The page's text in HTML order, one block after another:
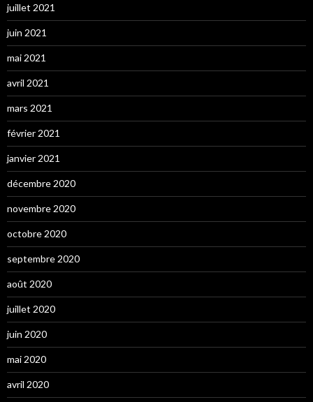
juillet 2021
juin 2021
mai 2021
avril 2021
mars 2021
février 2021
janvier 2021
décembre 2020
novembre 2020
octobre 2020
septembre 2020
août 2020
juillet 2020
juin 2020
mai 2020
avril 2020